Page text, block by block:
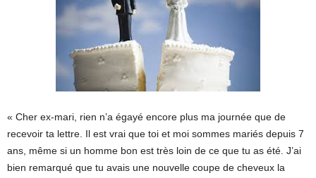
« Cher ex-mari, rien n’a égayé encore plus ma journée que de
recevoir ta lettre. Il est vrai que toi et moi sommes mariés depuis 7
ans, même si un homme bon est très loin de ce que tu as été. J’ai
bien remarqué que tu avais une nouvelle coupe de cheveux la